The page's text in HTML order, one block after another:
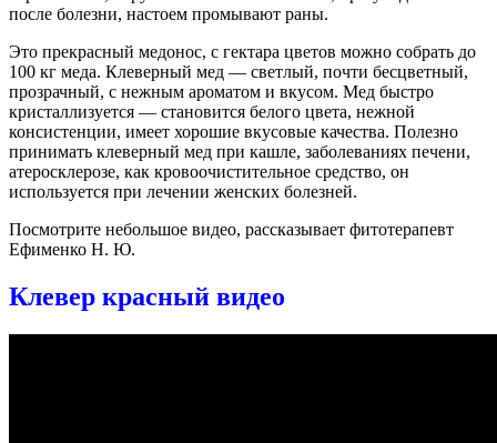
после болезни, настоем промывают раны.
Это прекрасный медонос, с гектара цветов можно собрать до
100 кг меда. Клеверный мед — светлый, почти бесцветный,
прозрачный, с нежным ароматом и вкусом. Мед быстро
кристаллизуется — становится белого цвета, нежной
консистенции, имеет хорошие вкусовые качества. Полезно
принимать клеверный мед при кашле, заболеваниях печени,
атеросклерозе, как кровоочистительное средство, он
используется при лечении женских болезней.
Посмотрите небольшое видео, рассказывает фитотерапевт
Ефименко Н. Ю.
Клевер красный видео